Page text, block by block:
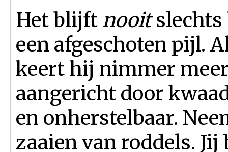
Het blijft nooitslechts
een afgeschoten pijl.
keert hij nimmer
aangericht door
en onherstelbaar.
zaaien van roddels.